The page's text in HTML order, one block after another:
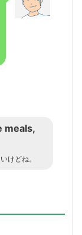
meals,
けどね。